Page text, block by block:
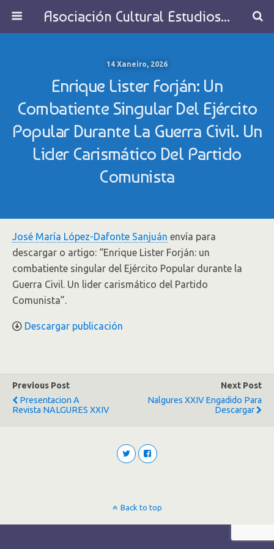
Asociación Cultural Estudios Históricos de Galicia
14 Xaneiro, 2026
Enrique Lister Forján: Un
Combatiente Singular Del Ejército
Popular Durante La Guerra Civil. Un
Lider Carismático Del Partido
Comunista
José María López-Dafonte Sanjuán envía para
descargar o artigo: “Enrique Lister Forján: un
combatiente singular del Ejército Popular durante la
Guerra Civil. Un lider carismático del Partido
Comunista”.
Descargar publicación
Previous Post
Presentacion A
Revista NALGURES XXIV
Next Post
Nalgures XXIV Engadido Para
Descargar
Back to top